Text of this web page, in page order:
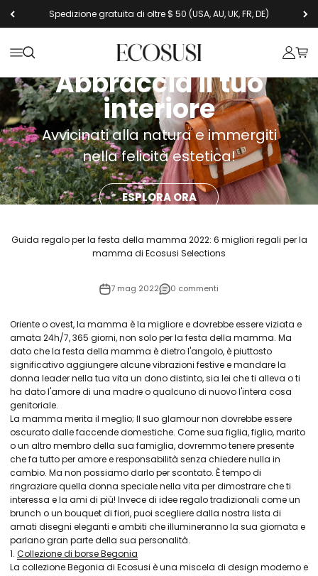
Spedizione gratuita di oltre $ 50 (USA, AU, UK, FR, DE)
Apri il menu di navigazione
Mostra il menu di ricercaEcosusi Mostra
Abbraccia il tuo
interiore
Avvicinati alla natura e immergiti
nella felicità estetica!
ESPLORA ORA
Guida regalo per la festa della mamma 2022: 6 migliori regali per la
mamma di Ecosusi Selections
7 mag 2022 0 commenti
Oriente o ovest, la mamma è la migliore e dovrebbe essere viziata e
amata 24h/7, 365 giorni, non solo per la festa della mamma. Ma
dato che la festa della mamma è dietro l'angolo, è piuttosto
significativo aggiungere alcune vibrazioni festive e mandare la
donna leader nella tua vita un dono distinto, sia lei che ti alleva o ti
ha dato l'amore di una madre o qualcuno di nuovo l'intera cosa
genitoriale.
La mamma merita il meglio; Il suo glamour non dovrebbe essere
oscurato dalle faccende domestiche. Come sua figlia, figlio, marito
o un altro membro della sua famiglia, dovremmo tenere presente
che fa tutto per amore e responsabilità senza chiedere nulla in
cambio. Ma non possiamo darlo per scontato. È tempo di
ringraziare quella donna speciale nella vita per dimostrare che ti
interessa e la ami di più! Invece di idee regalo tradizionali come un
brunch o un bouquet di fiori, puoi scegliere dalla nostra lista di
amati disegni eleganti e ambiti che illumineranno la sua giornata e
parlano gran parte della sua personalità.
1. Collezione di borse Begonia
La collezione Begonia di Ecosusi è una miscela di design moderno e